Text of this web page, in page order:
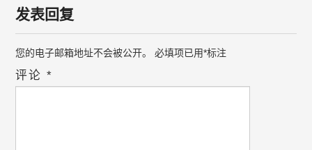
发表回复
您的电子邮箱地址不会被公开。 必填项已用*标注
评论*